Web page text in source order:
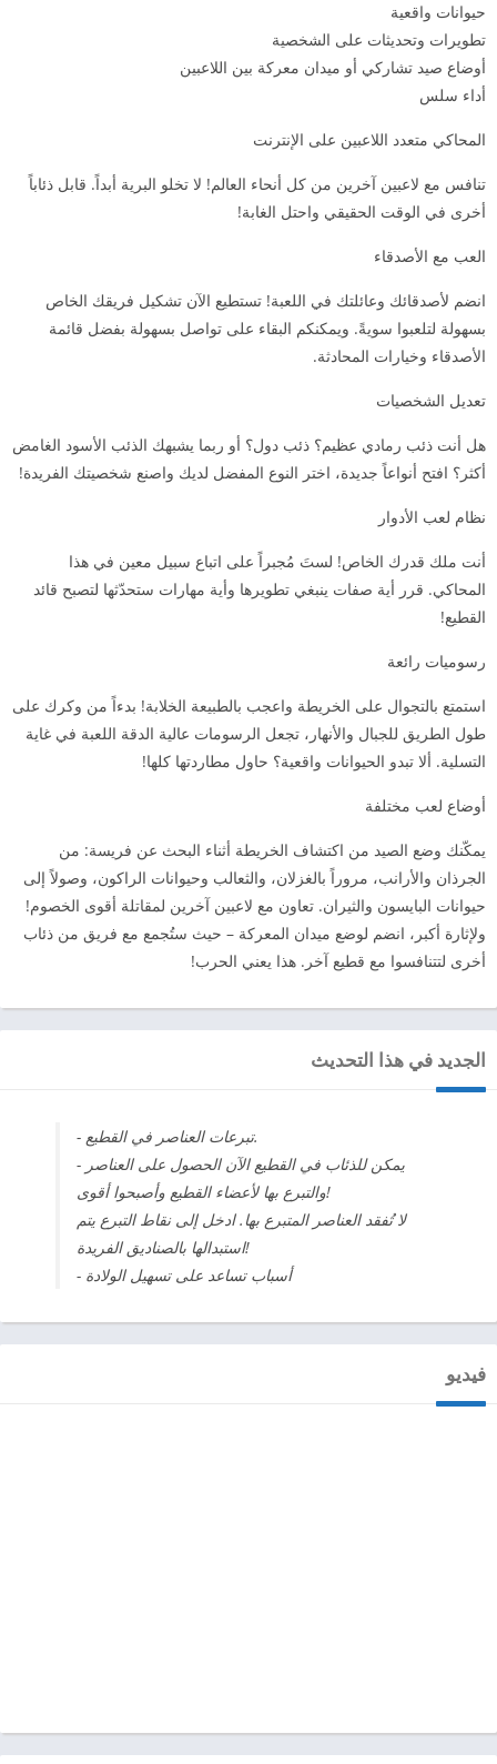
حيوانات واقعية
تطويرات وتحديثات على الشخصية
أوضاع صيد تشاركي أو ميدان معركة بين اللاعبين
أداء سلس
المحاكي متعدد اللاعبين على الإنترنت
تنافس مع لاعبين آخرين من كل أنحاء العالم! لا تخلو البرية أبداً. قابل ذئاباً
أخرى في الوقت الحقيقي واحتل الغابة!
العب مع الأصدقاء
انضم لأصدقائك وعائلتك في اللعبة! تستطيع الآن تشكيل فريقك الخاص
بسهولة لتلعبوا سويةً. ويمكنكم البقاء على تواصل بسهولة بفضل قائمة
الأصدقاء وخيارات المحادثة.
تعديل الشخصيات
هل أنت ذئب رمادي عظيم؟ ذئب دول؟ أو ربما يشبهك الذئب الأسود الغامض
أكثر؟ افتح أنواعاً جديدة، اختر النوع المفضل لديك واصنع شخصيتك الفريدة!
نظام لعب الأدوار
أنت ملك قدرك الخاص! لستَ مُجبراً على اتباع سبيل معين في هذا
المحاكي. قرر أية صفات ينبغي تطويرها وأية مهارات ستحدّثها لتصبح قائد
القطيع!
رسوميات رائعة
استمتع بالتجوال على الخريطة واعجب بالطبيعة الخلابة! بدءاً من وكرك على
طول الطريق للجبال والأنهار، تجعل الرسومات عالية الدقة اللعبة في غاية
التسلية. ألا تبدو الحيوانات واقعية؟ حاول مطاردتها كلها!
أوضاع لعب مختلفة
يمكّنك وضع الصيد من اكتشاف الخريطة أثناء البحث عن فريسة: من
الجرذان والأرانب، مروراً بالغزلان، والثعالب وحيوانات الراكون، وصولاً إلى
حيوانات البايسون والثيران. تعاون مع لاعبين آخرين لمقاتلة أقوى الخصوم!
ولإثارة أكبر، انضم لوضع ميدان المعركة – حيث ستُجمع مع فريق من ذئاب
أخرى لتتنافسوا مع قطيع آخر. هذا يعني الحرب!
الجديد في هذا التحديث
- تبرعات العناصر في القطيع.
- يمكن للذئاب في القطيع الآن الحصول على العناصر
والتبرع بها لأعضاء القطيع وأصبحوا أقوى!
لا تُفقد العناصر المتبرع بها. ادخل إلى نقاط التبرع يتم
استبدالها بالصناديق الفريدة!
- أسباب تساعد على تسهيل الولادة
فيديو